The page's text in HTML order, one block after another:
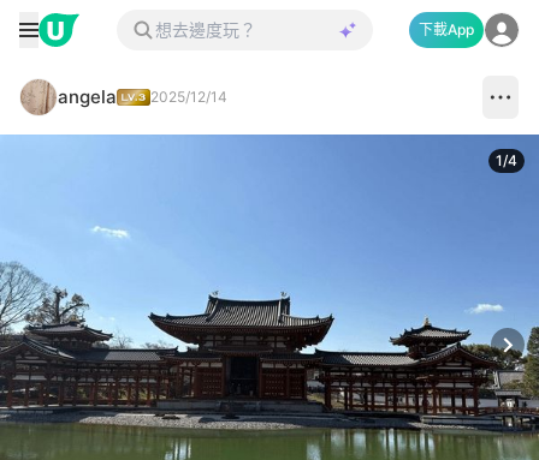
下載App
angela 2025/12/14
1/4